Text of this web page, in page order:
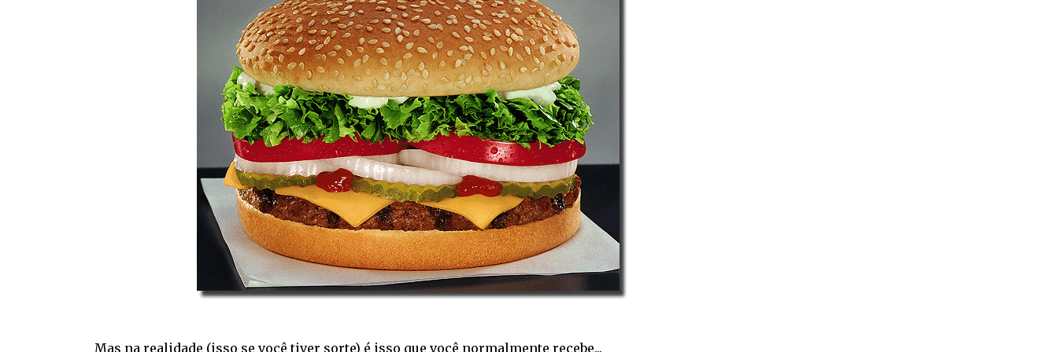
Mas na realidade (isso se você tiver sorte) é isso que você normalmente recebe...